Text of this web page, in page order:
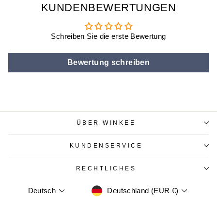
KUNDENBEWERTUNGEN
Schreiben Sie die erste Bewertung
Bewertung schreiben
ÜBER WINKEE
KUNDENSERVICE
RECHTLICHES
SPRACHE
Deutsch WÄHRUNG
Deutschland (EUR €)